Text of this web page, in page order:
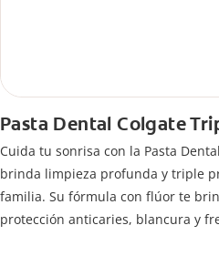
Pasta Dental Colgate
Cuida tu sonrisa con la Pasta
brinda limpieza profunda y triple
familia. Su fórmula con flúor te
protección anticaries, blancura y